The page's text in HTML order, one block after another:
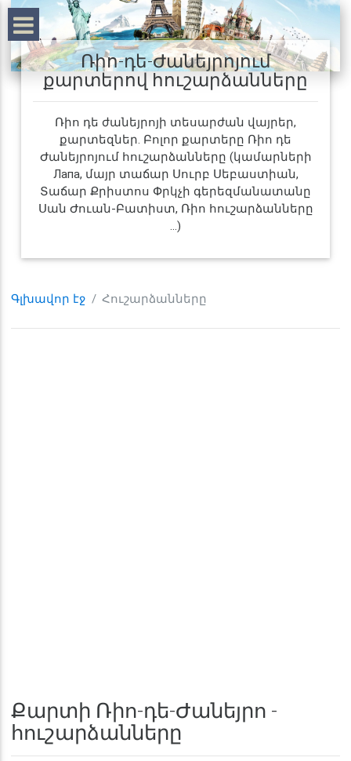
Ռիո-դե-Ժանեյրոյում
քարտերով հուշարձանները
Ռիո դե ժանեյրոյի տեսարժան վայրեր,
քարտեզներ. Բոլոր քարտերը Ռիո դե
Ժանեյրոյում հուշարձանները (կամարների
Лапа, մայր տաճար Սուրբ Սեբաստիան,
Տաճար Քրիստոս Փրկչի գերեզմանատանը
Սան Ժուան-Բատիստ, Ռիո հուշարձանները
...)
Գլխավոր էջ Հուշարձանները
Քարտի Ռիո-դե-Ժանեյրո -
հուշարձանները